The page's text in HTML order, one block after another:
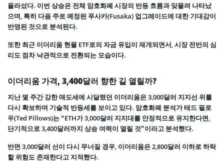
올라섰다. 이번 상승은 전체 암호화폐 시장의 반등 흐름과 맞물려 나타났
으며, 특히 다음 주로 예정된 푸사카(Fusaka) 업그레이드에 대한 기대감이
반영된 것으로 분석된다.
또한 최근 이더리움 현물 ETF로의 자금 유입이 재개되면서, 시장 전반의 심
리도 점차 낙관적으로 전환되는 모습이다.
이더리움 가격, 3,400달러 향한 길 열릴까?
지난 몇 주간 강한 매도세에 시달렸던 이더리움은 3,000달러 지지선 위를
다시 확보하며 기술적 반등세를 보이고 있다. 암호화폐 분석가 테드 필로
우(Ted Pillows)는 “ETH가 3,000달러 지지대를 안정적으로 유지한다면,
단기적으로 3,400달러까지 상승 여력이 열릴 것”이라고 분석했다.
반면 3,000달러 선이 다시 무너질 경우, 이더리움은 2,800달러 이하로 하락
할 위험도 존재한다고 지적했다.